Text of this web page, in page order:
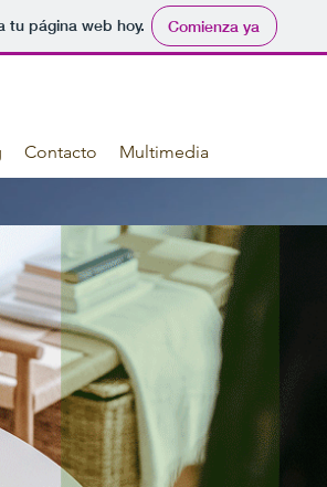
tu página web hoy. Comienza ya
Contacto Multimedia